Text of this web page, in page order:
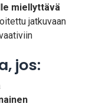
miellyttävä
jatkuvaan
jos: